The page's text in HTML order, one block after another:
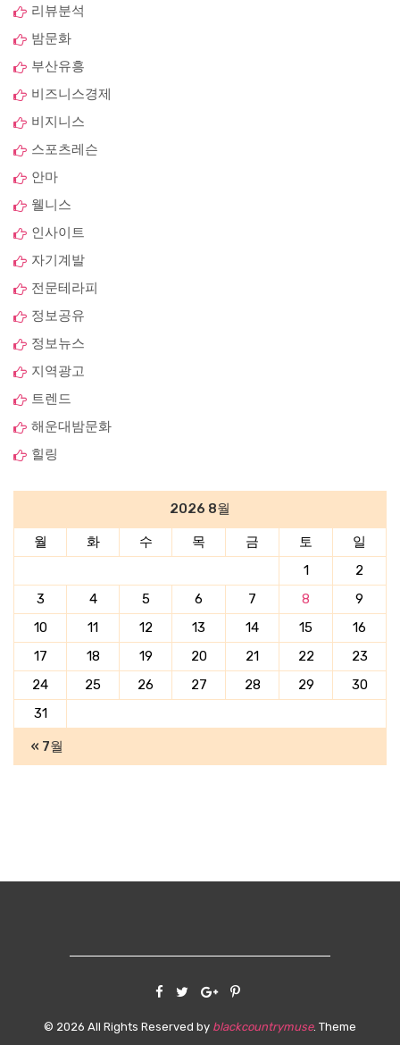
리뷰분석
밤문화
부산유흥
비즈니스경제
비지니스
스포츠레슨
안마
웰니스
인사이트
자기계발
전문테라피
정보공유
정보뉴스
지역광고
트렌드
해운대밤문화
힐링
2026 8월
월 화 수 목 금 토
일
1
2
3
4 5 6 7 8
9
10
11 12 13 14 15
16
17
18 19 20 21 22
23
24
25 26 27 28 29
30
31
« 7월
© 2026 All Rights Reserved by blackcountrymuse. Theme